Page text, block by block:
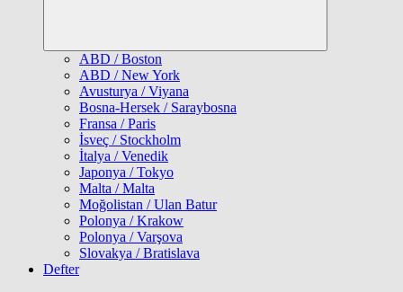
ABD / Boston
ABD / New York
Avusturya / Viyana
Bosna-Hersek / Saraybosna
Fransa / Paris
İsveç / Stockholm
İtalya / Venedik
Japonya / Tokyo
Malta / Malta
Moğolistan / Ulan Batur
Polonya / Krakow
Polonya / Varşova
Slovakya / Bratislava
Defter